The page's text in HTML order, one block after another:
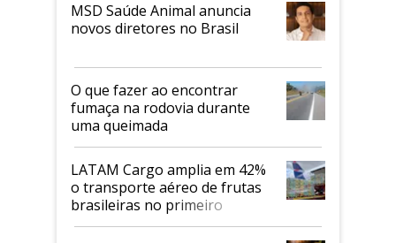
MSD Saúde Animal anuncia
novos diretores no Brasil
O que fazer ao encontrar
fumaça na rodovia durante
uma queimada
LATAM Cargo amplia em 42%
o transporte aéreo de frutas
brasileiras no primeiro
semestre